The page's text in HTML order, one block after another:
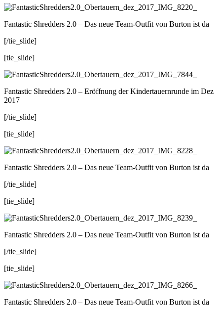
Fantastic Shredders 2.0 – Das neue Team-Outfit von Burton ist da
[/tie_slide]
[tie_slide]
Fantastic Shredders 2.0 – Eröffnung der Kindertauernrunde im Dez
2017
[/tie_slide]
[tie_slide]
Fantastic Shredders 2.0 – Das neue Team-Outfit von Burton ist da
[/tie_slide]
[tie_slide]
Fantastic Shredders 2.0 – Das neue Team-Outfit von Burton ist da
[/tie_slide]
[tie_slide]
Fantastic Shredders 2.0 – Das neue Team-Outfit von Burton ist da